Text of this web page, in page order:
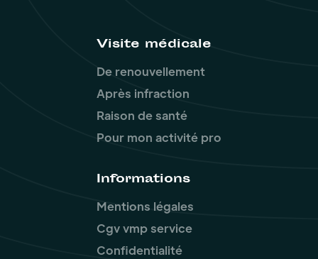
Visite médicale
De renouvellement
Après infraction
Raison de santé
Pour mon activité pro
Informations
Mentions légales
Cgv vmp service
Confidentialité